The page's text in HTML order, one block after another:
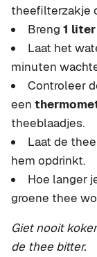
theefilterzakje
Breng 1
Laat het
minuten
Controleer
een
theeblaadjes.
Laat de thee
hem opdrinkt.
Hoe langer
groene thee
Giet nooit
de thee bitter.